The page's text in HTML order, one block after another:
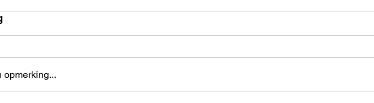
Brons in de badkamer
opmerking...